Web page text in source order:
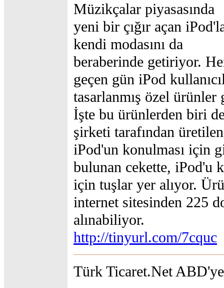
Müzikçalar piyasasında
yeni bir çığır açan
kendi modasını da
beraberinde getiriyor.
geçen gün iPod
tasarlanmış özel
İşte bu ürünlerden biri
şirketi tarafından
iPod'un konulması için
bulunan cekette, iPod'u
için tuşlar yer alıyor.
internet sitesinden 225
alınabiliyor.
http://tinyurl.com/7cquc
Türk Ticaret.Net ABD'ye